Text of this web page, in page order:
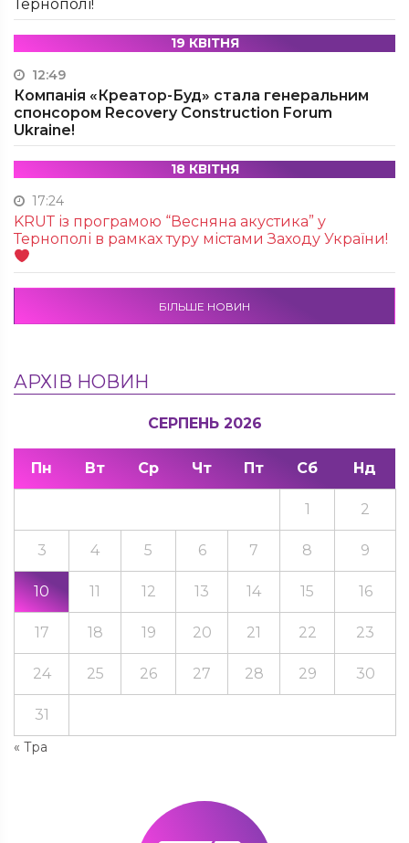
Тернополі!
19 КВІТНЯ
12:49
Компанія «Креатор-Буд» стала генеральним
спонсором Recovery Construction Forum
Ukraine!
18 КВІТНЯ
17:24
KRUТ із програмою “Весняна акустика” у
Тернополі в рамках туру містами Заходу України!
БІЛЬШЕ НОВИН
АРХІВ НОВИН
СЕРПЕНЬ 2026
Пн Вт Ср Чт Пт Сб Нд
« Тра
1 2
3 4 5 6 7 8 9
10 11 12 13 14 15 16
17 18 19 20 21 22 23
24 25 26 27 28 29 30
31